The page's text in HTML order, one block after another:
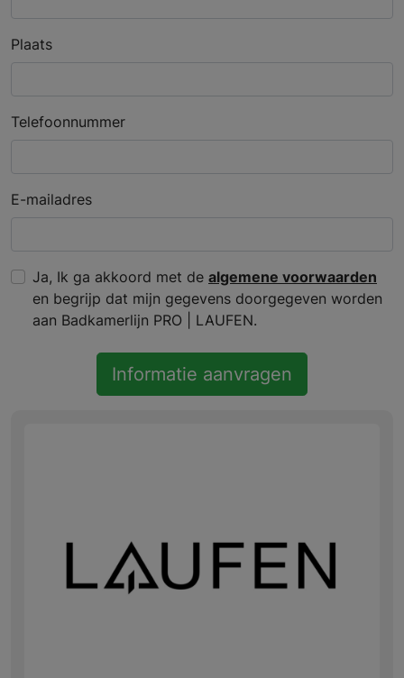
Plaats
Telefoonnummer
E-mailadres
Ja, Ik ga akkoord met de algemene voorwaarden
en begrijp dat mijn gegevens doorgegeven worden
aan Badkamerlijn PRO | LAUFEN.
Informatie aanvragen